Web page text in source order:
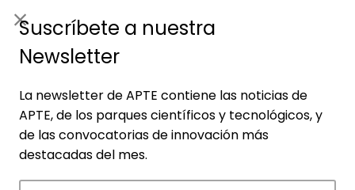
Suscríbete a nuestra
Newsletter
La newsletter de APTE contiene las noticias de
APTE, de los parques científicos y tecnológicos, y
de las convocatorias de innovación más
destacadas del mes.